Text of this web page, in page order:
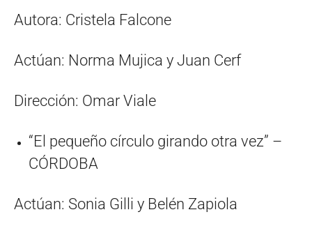
Autora: Cristela Falcone
Actúan: Norma Mujica y Juan Cerf
Dirección: Omar Viale
“El pequeño círculo girando otra vez” –
CÓRDOBA
Actúan: Sonia Gilli y Belén Zapiola